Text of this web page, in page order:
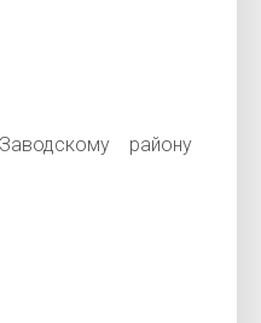
району